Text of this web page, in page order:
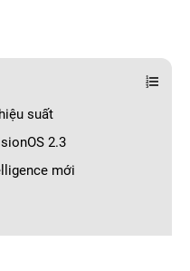
suất
2.3
mới